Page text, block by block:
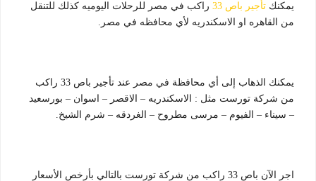
يمكنك تأجير باص 33
راكب في مصر للرحلات اليوميه كذلك للتنقل
من القاهره او الاسكندريه لأي محافظه في مصر.
يمكنك الذهاب إلى أي محافظة في مصر عند تأجير باص 33 راكب
من شركة تورست مثل : الاسكندريه – الاقصر – اسوان – بورسعيد
– سيناء – الفيوم – مرسى مطروح – الغردقه – شرم الشيخ.
اجر الآن باص 33 راكب من شركة تورست بالتالي بأرخص الأسعار